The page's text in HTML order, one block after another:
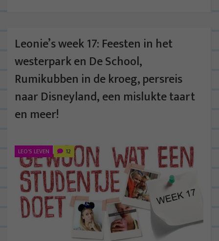
Leonie’s week 17: Feesten in het
westerpark en De School,
Rumikubben in de kroeg, persreis
naar Disneyland, een mislukte taart
en meer!
LEO'S LEVEN 12